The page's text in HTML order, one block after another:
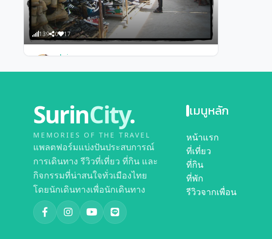
139 0 17
admin
SurinCity.
MEMORIES OF THE TRAVEL
แพลตฟอร์มแบ่งปันประสบการณ์
การเดินทาง รีวิวที่เที่ยว ที่กิน และ
กิจกรรมที่น่าสนใจทั่วเมืองไทย
โดยนักเดินทางเพื่อนักเดินทาง
เมนูหลัก
หน้าแรก
ที่เที่ยว
ที่กิน
ที่พัก
รีวิวจากเพื่อน